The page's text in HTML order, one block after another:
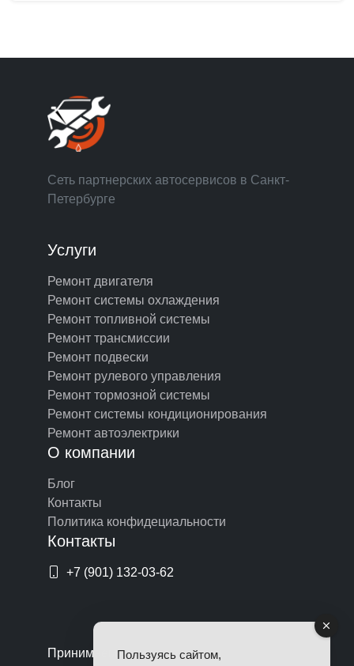
Сеть партнерских автосервисов в Санкт-
Петербурге
Услуги
Ремонт двигателя
Ремонт системы охлаждения
Ремонт топливной системы
Ремонт трансмиссии
Ремонт подвески
Ремонт рулевого управления
Ремонт тормозной системы
Ремонт системы кондиционирования
Ремонт автоэлектрики
О компании
Блог
Контакты
Политика конфидециальности
Контакты
+7 (901) 132-03-62
Принимаем оплату по картам
Пользуясь сайтом,